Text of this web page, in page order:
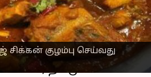
சிக்கன் குழம்பு செய்வது
தற்போது
நம்முள்